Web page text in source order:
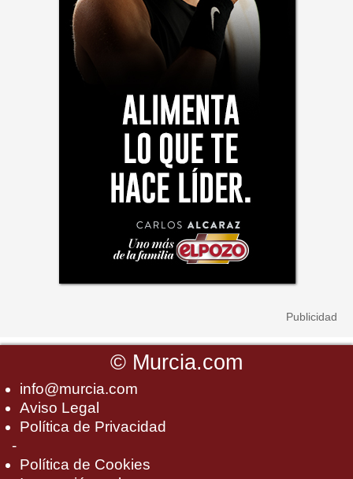
© Murcia.com
info@murcia.com
Aviso Legal
Política de Privacidad
-
Política de Cookies